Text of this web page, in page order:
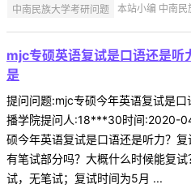
中南民族大学考研问题 本站小编 中南
mjc专硕英语复试是口语还是
是
提问问题:mjc专硕今年英语复试是
播学院提问人:18***30时间:2020-
硕今年英语复试是口语还是听力？
有笔试部分吗？大概什么时候能复
试，无笔试；复试时间为5月 ...